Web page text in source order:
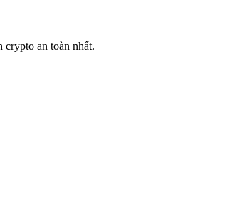
crypto an toàn nhất.